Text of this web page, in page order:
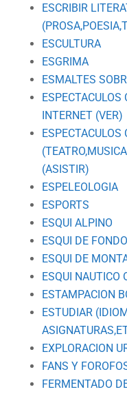
ESCRIBIR
ESCULTURA
ESGRIMA
ESMALTES
ESPECTACULOS
INTERNET (VER)
ESPECTACULOS
(ASISTIR)
ESPELEOLOGIA
ESPORTS
ESQUI ALPINO
ESQUI DE
ESQUI DE
ESQUI NAUTICO
ESTAMPACION
ESTUDIAR
EXPLORACION
FANS Y
FERMENTADO